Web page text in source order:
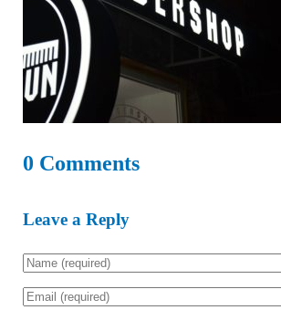
0 Comments
Leave a Reply